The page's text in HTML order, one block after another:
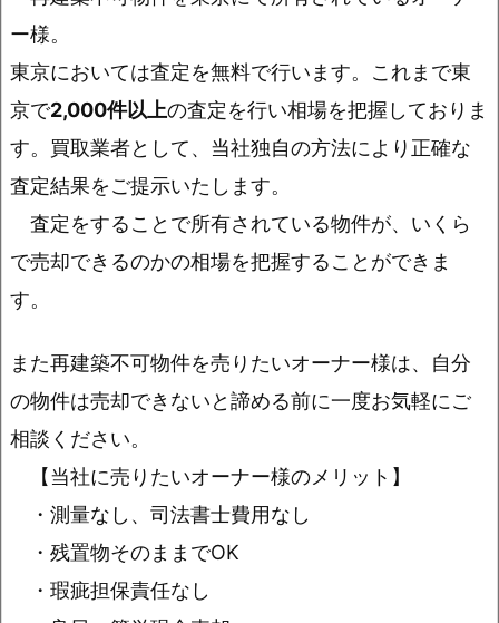
ー様。
東京においては査定を無料で行います。これまで東
京で2,000件以上の査定を行い相場を把握しておりま
す。買取業者として、当社独自の方法により正確な
査定結果をご提示いたします。
査定をすることで所有されている物件が、いくら
で売却できるのかの相場を把握することができま
す。
また再建築不可物件を売りたいオーナー様は、自分
の物件は売却できないと諦める前に一度お気軽にご
相談ください。
【当社に売りたいオーナー様のメリット】
・測量なし、司法書士費用なし
・残置物そのままでOK
・瑕疵担保責任なし